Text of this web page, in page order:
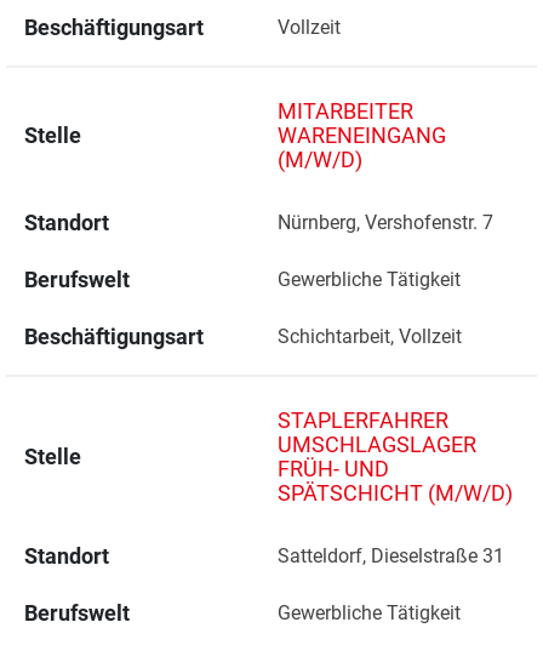
Beschäftigungsart Vollzeit
Stelle
MITARBEITER
WARENEINGANG
(M/W/D)
Standort Nürnberg, Vershofenstr. 7
Berufswelt Gewerbliche Tätigkeit
Beschäftigungsart Schichtarbeit, Vollzeit
Stelle
STAPLERFAHRER
UMSCHLAGSLAGER
FRÜH- UND
SPÄTSCHICHT (M/W/D)
Standort Satteldorf, Dieselstraße 31
Berufswelt Gewerbliche Tätigkeit